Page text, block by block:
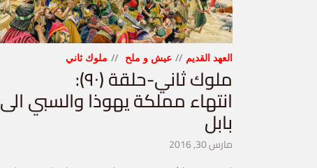
العهد القديم عيش و ملح ملوك ثاني
ملوك ثاني-حلقة (٩٠):
انتهاء مملكة يهوذا والسبي الى
بابل
مارس 30, 2016